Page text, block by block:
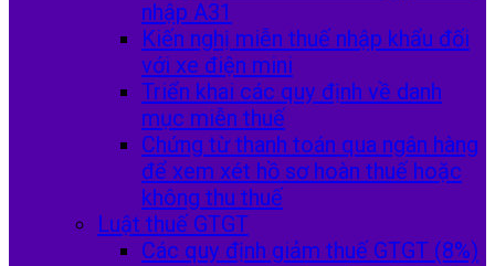
nhập A31
Kiến nghị miễn thuế nhập khẩu đối
với xe điện mini
Triển khai các quy định về danh
mục miễn thuế
Chứng từ thanh toán qua ngân hàng
để xem xét hồ sơ hoàn thuế hoặc
không thu thuế
Luật thuế GTGT
Các quy định giảm thuế GTGT (8%)